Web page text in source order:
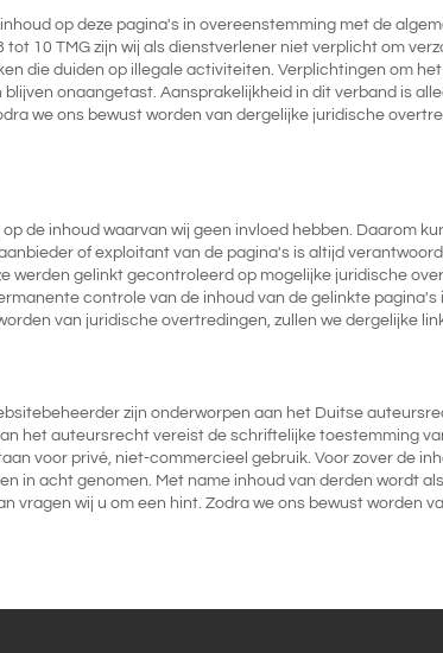
op deze pagina's in overeenstemming met de
10 TMG zijn wij als dienstverlener niet verplicht om
die duiden op illegale activiteiten. Verplichtingen om
onaangetast. Aansprakelijkheid in dit verband is
we ons bewust worden van dergelijke juridische
de inhoud waarvan wij geen invloed hebben. Daarom
of exploitant van de pagina's is altijd
werden gelinkt gecontroleerd op mogelijke juridische
controle van de inhoud van de gelinkte
van juridische overtredingen, zullen we dergelijke
zijn onderworpen aan het Duitse
het auteursrecht vereist de schriftelijke toestemming
voor privé, niet-commercieel gebruik. Voor zover de
in acht genomen. Met name inhoud van derden wordt
vragen wij u om een hint. Zodra we ons bewust worden